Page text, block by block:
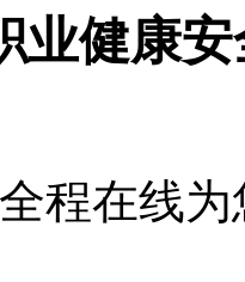
业健康
程在线